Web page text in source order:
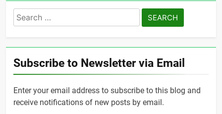
Search
for:
Subscribe to Newsletter via Email
Enter your email address to subscribe to this blog and
receive notifications of new posts by email.